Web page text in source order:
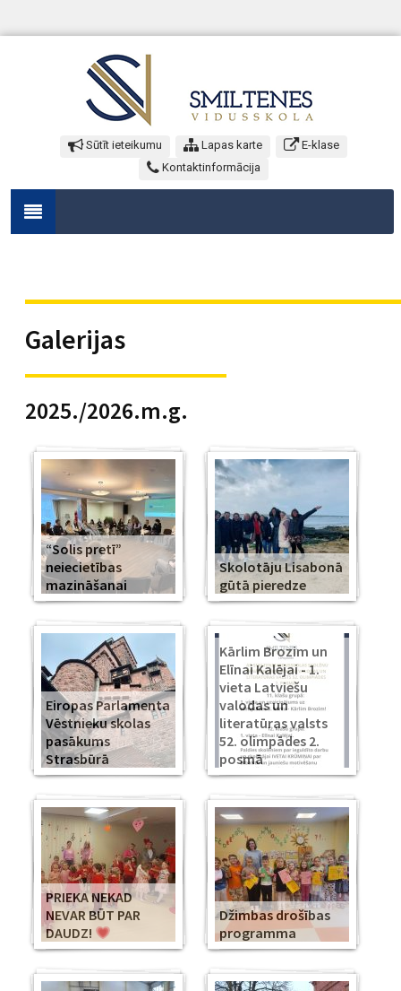
Sūtīt ieteikumu Lapas karte
E-klase
Kontaktinformācija
Galerijas
2025./2026.m.g.
“Solis pretī”
neiecietības
mazināšanai
Skolotāju Lisabonā
gūtā pieredze
Eiropas Parlamenta
Vēstnieku skolas
pasākums
Strasbūrā
Kārlim Brozim un
Elīnai Kalējai - 1.
vieta Latviešu
valodas un
literatūras valsts
52. olimpādes 2.
posmā
PRIEKA NEKAD
NEVAR BŪT PAR
DAUDZ!
Džimbas drošības
programma